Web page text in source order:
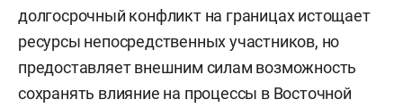
долгосрочный конфликт на границах истощает
ресурсы непосредственных участников, но
предоставляет внешним силам возможность
сохранять влияние на процессы в Восточной